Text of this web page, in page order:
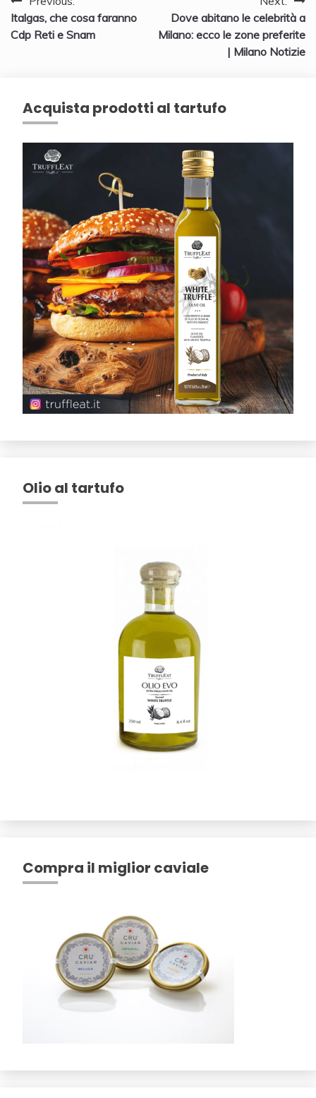
articoli
Italgas, che cosa faranno
Cdp Reti e Snam
Dove abitano le celebrità a
Milano: ecco le zone preferite
| Milano Notizie
Acquista prodotti al tartufo
Olio al tartufo
Compra il miglior caviale